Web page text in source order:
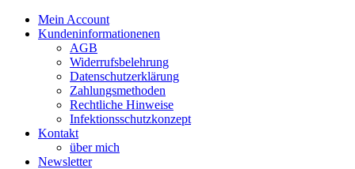
Mein Account
Kundeninformationenen
AGB
Widerrufsbelehrung
Datenschutzerklärung
Zahlungsmethoden
Rechtliche Hinweise
Infektionsschutzkonzept
Kontakt
über mich
Newsletter